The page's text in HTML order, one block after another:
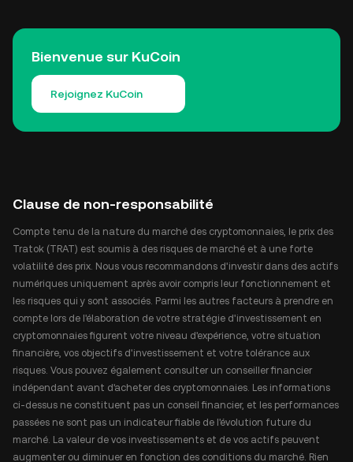
Bienvenue sur KuCoin
Rejoignez KuCoin
Clause de non-responsabilité
Compte tenu de la nature du marché des cryptomonnaies, le prix des
Tratok (TRAT) est soumis à des risques de marché et à une forte
volatilité des prix. Nous vous recommandons d'investir dans des actifs
numériques uniquement après avoir compris leur fonctionnement et
les risques qui y sont associés. Parmi les autres facteurs à prendre en
compte lors de l'élaboration de votre stratégie d'investissement en
cryptomonnaies figurent votre niveau d'expérience, votre situation
financière, vos objectifs d'investissement et votre tolérance aux
risques. Vous pouvez également consulter un conseiller financier
indépendant avant d'acheter des cryptomonnaies. Les informations
ci-dessus ne constituent pas un conseil financier, et les performances
passées ne sont pas un indicateur fiable de l'évolution future du
marché. La valeur de vos investissements et de vos actifs peuvent
augmenter ou diminuer en fonction des conditions du marché. Rien